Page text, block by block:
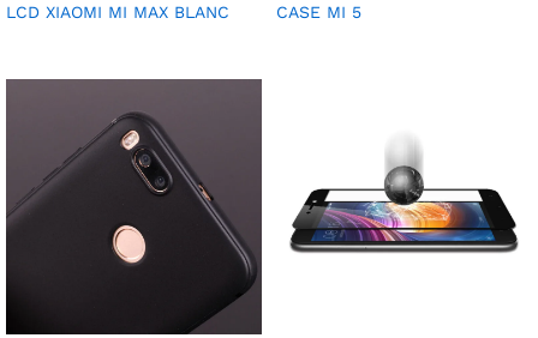
LCD XIAOMI MI MAX BLANC CASE MI 5